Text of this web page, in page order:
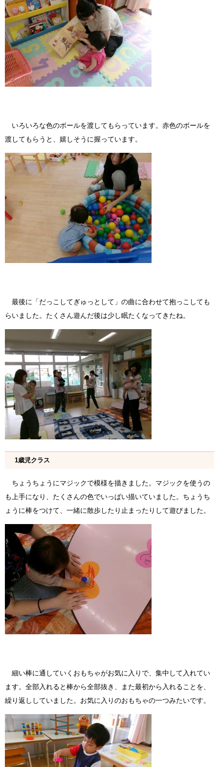
いろいろな色のボールを渡してもらっています。赤色のボールを
渡してもらうと、嬉しそうに握っています。
最後に「だっこしてぎゅっとして」の曲に合わせて抱っこしても
らいました。たくさん遊んだ後は少し眠たくなってきたね。
1歳児クラス
ちょうちょうにマジックで模様を描きました。マジックを使うの
も上手になり、たくさんの色でいっぱい描いていました。ちょうち
ょうに棒をつけて、一緒に散歩したり止まったりして遊びました。
細い棒に通していくおもちゃがお気に入りで、集中して入れてい
ます。全部入れると棒から全部抜き、また最初から入れることを、
繰り返ししていました。お気に入りのおもちゃの一つみたいです。